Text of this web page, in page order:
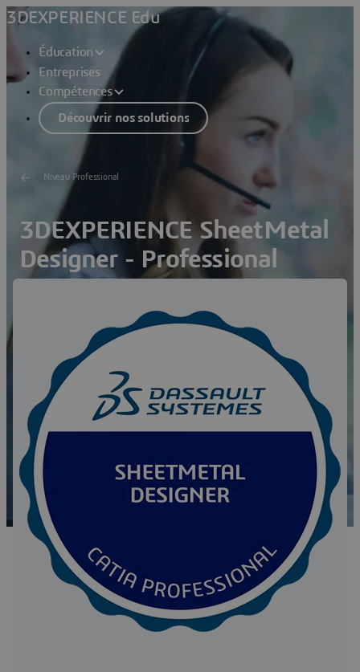
3DEXPERIENCE Edu
Éducation
Entreprises
Compétences
Découvrir nos solutions
Niveau Professional
3DEXPERIENCE SheetMetal
Designer - Professional
Badge numérique disponible